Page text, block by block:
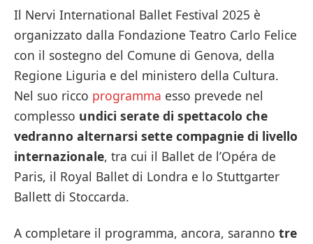
Il Nervi International Ballet Festival 2025 è
organizzato dalla Fondazione Teatro Carlo Felice
con il sostegno del Comune di Genova, della
Regione Liguria e del ministero della Cultura.
Nel suo ricco programma esso prevede nel
complesso undici serate di spettacolo che
vedranno alternarsi sette compagnie di livello
internazionale, tra cui il Ballet de l’Opéra de
Paris, il Royal Ballet di Londra e lo Stuttgarter
Ballett di Stoccarda.
A completare il programma, ancora, saranno tre